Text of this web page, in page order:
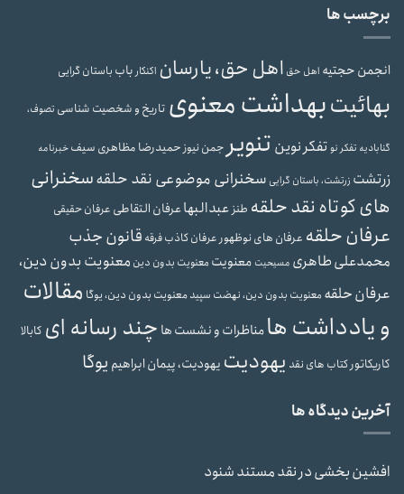
برچسب ها
انجمن حجتیه اهل حق اهل حق، یارسان اکنکارباب باستان گرایی
بهائیتبهداشت معنوی تاریخ و شخصیت شناسی تصوف،
گنابادیه تفکر نوتفکر نوین تنویر جمن نیوز حمیدرضا مظاهری سیفخبرنامه
زرتشت زرتشت، باستان گرایی سخنرانی موضوعی نقد حلقهسخنرانی
های کوتاه نقد حلقه طنز عبدالبهاعرفان التقاطی عرفان حقیقی
عرفان حلقه عرفان های نوظهور عرفان کاذبفرقه قانون جذب
محمدعلی طاهری مسیحیت معنویت معنویت بدون دین معنویت بدون دین،
عرفان حلقه معنویت بدون دین، نهضت سپیدمعنویت بدون دین، یوگا مقالات
و یادداشت هامناظرات و نشست ها چند رسانه ای کابالا
کاریکاتور کتاب های نقد یهودیت یهودیت، پیمان ابراهیم یوگا
آخرین دیدگاه ها
افشین بخشیدرنقد مستند شنود